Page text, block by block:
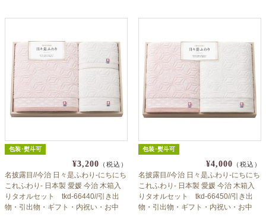
包装･熨斗可
¥3,200 （税込）
名披露目//今治 日々是ふわり-にちにち
これふわり- 日本製 愛媛 今治 木箱入
りタオルセット tkd-66440//引き出
物・引出物・ギフト・内祝い・お中
包装･熨斗可
¥4,000 （税込）
名披露目//今治 日々是ふわり-にちにち
これふわり- 日本製 愛媛 今治 木箱入
りタオルセット tkd-66450//引き出
物・引出物・ギフト・内祝い・お中